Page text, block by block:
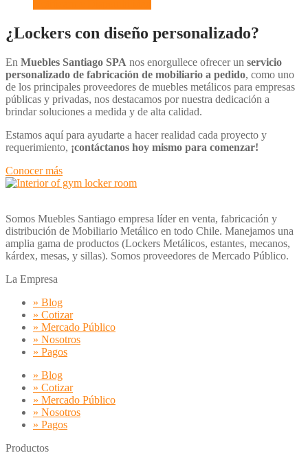
¿Lockers con diseño personalizado?
En Muebles Santiago SPA nos enorgullece ofrecer un servicio
personalizado de fabricación de mobiliario a pedido, como uno
de los principales proveedores de muebles metálicos para empresas
públicas y privadas, nos destacamos por nuestra dedicación a
brindar soluciones a medida y de alta calidad.
Estamos aquí para ayudarte a hacer realidad cada proyecto y
requerimiento, ¡contáctanos hoy mismo para comenzar!
Conocer más
Somos Muebles Santiago empresa líder en venta, fabricación y
distribución de Mobiliario Metálico en todo Chile. Manejamos una
amplia gama de productos (Lockers Metálicos, estantes, mecanos,
kárdex, mesas, y sillas). Somos proveedores de Mercado Público.
La Empresa
» Blog
» Cotizar
» Mercado Público
» Nosotros
» Pagos
» Blog
» Cotizar
» Mercado Público
» Nosotros
» Pagos
Productos